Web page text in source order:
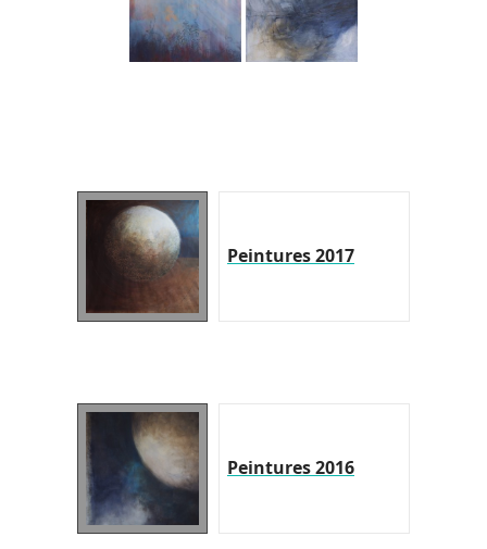
Peintures 2017
Peintures 2016